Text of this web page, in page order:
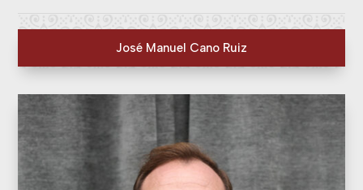
José Manuel Cano Ruiz